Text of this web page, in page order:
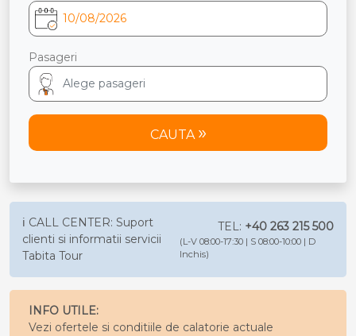
Pasageri
CAUTA
ℹ️ CALL CENTER: Suport
clienti si informatii servicii
Tabita Tour
TEL: +40 263 215 500
(L-V 08:00-17:30 | S 08:00-10:00 | D
Inchis)
INFO UTILE:
Vezi ofertele si conditiile de calatorie actuale